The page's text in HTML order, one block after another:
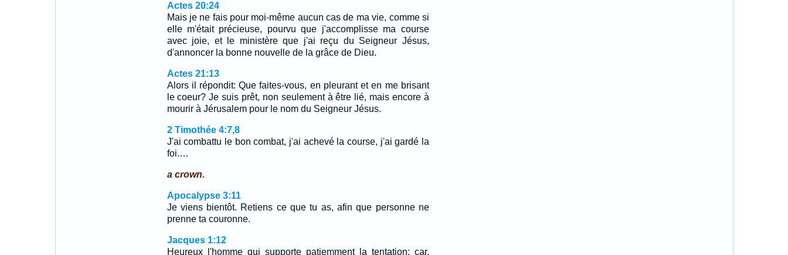
Actes 20:24
Mais je ne fais pour moi-même aucun cas de ma vie, comme si
elle m'était précieuse, pourvu que j'accomplisse ma course
avec joie, et le ministère que j'ai reçu du Seigneur Jésus,
d'annoncer la bonne nouvelle de la grâce de Dieu.
Actes 21:13
Alors il répondit: Que faites-vous, en pleurant et en me brisant
le coeur? Je suis prêt, non seulement à être lié, mais encore à
mourir à Jérusalem pour le nom du Seigneur Jésus.
2 Timothée 4:7,8
J'ai combattu le bon combat, j'ai achevé la course, j'ai gardé la
foi.…
a crown.
Apocalypse 3:11
Je viens bientôt. Retiens ce que tu as, afin que personne ne
prenne ta couronne.
Jacques 1:12
Heureux l'homme qui supporte patiemment la tentation; car,